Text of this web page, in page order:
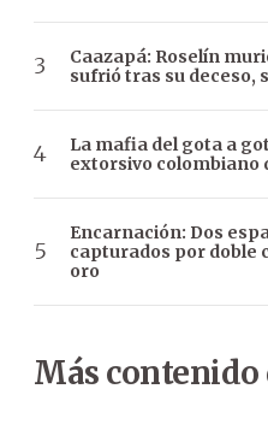
Caazapá: Roselín
sufrió tras su deceso,
La mafia del gota a
extorsivo colombiano
Encarnación: Dos
capturados por doble
oro
Más contenido